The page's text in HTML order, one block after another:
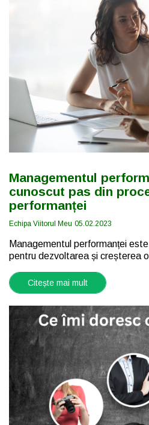
Managementul
cunoscut pas din
performanței
Echipa Viitorul Meu 05.02.2023
Managementul performanței
pentru dezvoltarea și creșterea
Citește mai mult